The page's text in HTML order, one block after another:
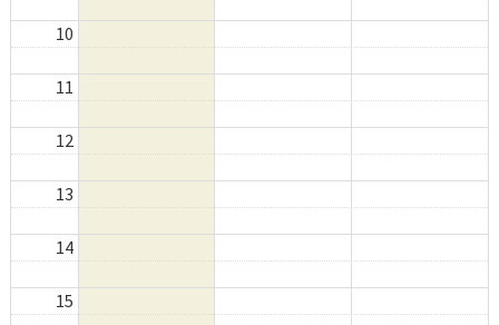
10
11
12
13
14
15